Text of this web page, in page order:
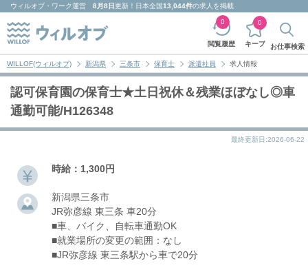
ウィルオブ・ワーク運営 8月8日更新！日本全国13,044件の求人を掲載
閲覧履歴
0
キープ
0
お仕事検索
WILLOF(ウィルオブ) 新潟県 三条市 保育士 派遣社員 求人情報
認可保育園の保育士★土日祝休＆残業ほぼなし◎車
通勤可能/H126348
最終更新日:2026-06-22
時給：1,300円
新潟県三条市
JR弥彦線 東三条 車20分
■車、バイク、自転車通勤OK
■就業場所の変更の範囲：なし
■JR弥彦線 東三条駅から車で20分